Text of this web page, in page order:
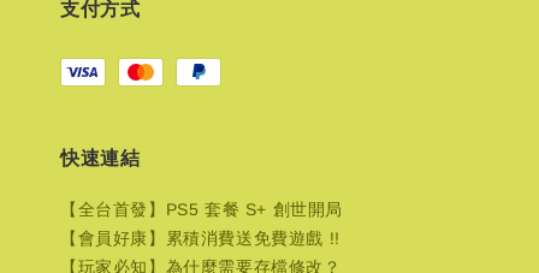
支付方式
快速連結
【全台首發】PS5 套餐 S+ 創世開局
【會員好康】累積消費送免費遊戲 !!
【玩家必知】為什麼需要存檔修改？